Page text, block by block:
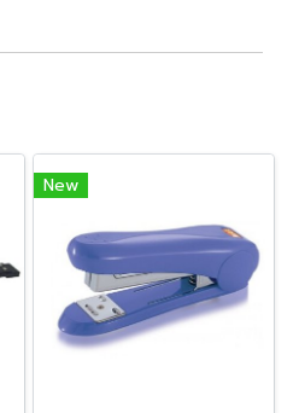
New